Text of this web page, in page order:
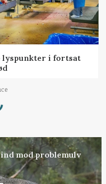
lyspunkter i fortsat
mod problemulv